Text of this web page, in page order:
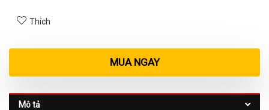
Thích
MUA NGAY
Mô tả